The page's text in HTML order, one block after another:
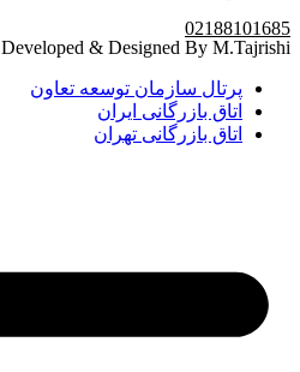
02188101685
Developed & Designed By M.Tajrishi
پرتال سازمان توسعه تعاون
اتاق بازرگانی ایران
اتاق بازرگانی تهران